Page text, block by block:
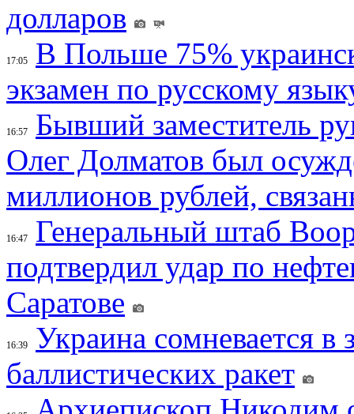
долларов
17:05
В Польше 75%
экзамен по русскому
16:57
Бывший заместитель
Олег Долматов был
миллионов рублей,
16:47
Генеральный штаб
подтвердил удар по
Саратове
16:39
Украина сомневается в
баллистических ракет